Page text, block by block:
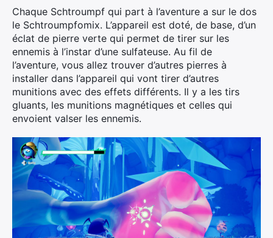
Chaque Schtroumpf qui part à l’aventure a sur le dos
le Schtroumpfomix. L’appareil est doté, de base, d’un
éclat de pierre verte qui permet de tirer sur les
ennemis à l’instar d’une sulfateuse. Au fil de
l’aventure, vous allez trouver d’autres pierres à
installer dans l’appareil qui vont tirer d’autres
munitions avec des effets différents. Il y a les tirs
gluants, les munitions magnétiques et celles qui
envoient valser les ennemis.